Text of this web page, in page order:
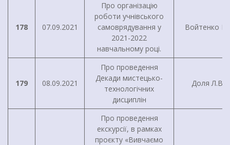
178 07.09.2021
Про організацію
роботи учнівського
самоврядування у
2021-2022
навчальному році.
Войтенко І.Г.
179 08.09.2021
Про проведення
Декади мистецько-
технологічних
дисциплін
Доля Л.В.
Про проведення
екскурсії, в рамках
проєкту «Вивчаємо